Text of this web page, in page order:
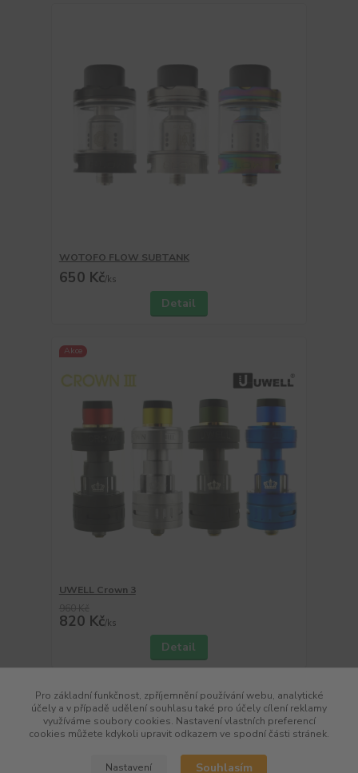
WOTOFO FLOW SUBTANK
650 Kč/ks
Detail
Akce
UWELL Crown 3
820 Kč/ks
Detail
strana z 1
Pro základní funkčnost, zpříjemnění používání webu, analytické
účely a v případě udělení souhlasu také pro účely cílení reklamy
využíváme soubory cookies. Nastavení vlastních preferencí
cookies můžete kdykoli upravit odkazem ve spodní části stránek.
Nastavení Souhlasím